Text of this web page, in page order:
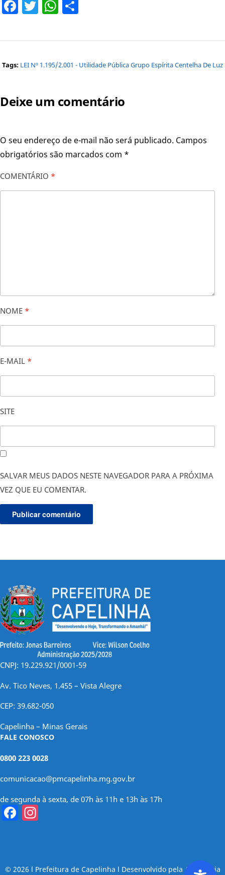
Facebook
TwitterWhatsApp
Tags: LEI Nº 1.195/2.001 - Utilidade Pública Grupo Espírita Centelha De Luz
Deixe um comentário
O seu endereço de e-mail não será publicado. Campos
obrigatórios são marcados com *
COMENTÁRIO *
NOME *
E-MAIL *
SITE
SALVAR MEUS DADOS NESTE NAVEGADOR PARA A PRÓXIMA
VEZ QUE EU COMENTAR.
CNPJ: 19.229.921/0001-59
Av. Tico Neves, 1.455 – Vista Alegre
CEP: 39.682-050
Capelinha – Minas Gerais
FALE CONOSCO
0800 223 0028
comunicacao@pmcapelinha.mg.gov.br
de segunda à sexta, de 07h às 11h e 13h às 17h
Facebook
© 2026 l Prefeitura de Capelinha l Desenvolvido pela Assessoria